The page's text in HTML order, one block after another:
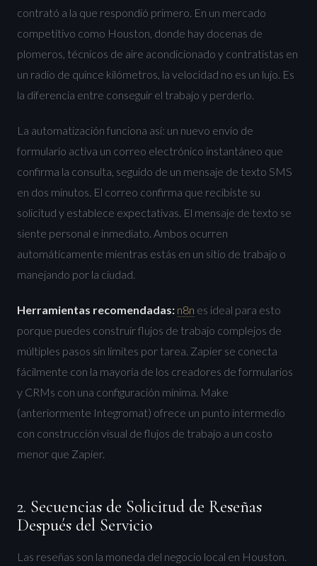
contrató a la que respondió primero. En un mercado
competitivo como Houston, donde hay docenas de
plomeros, técnicos de aire acondicionado y contratistas en
un radio de quince kilómetros, la velocidad no es un lujo. Es
la diferencia entre conseguir el trabajo y perderlo.
La automatización funciona así: un nuevo envío de
formulario activa un correo electrónico instantáneo que
confirma la consulta, seguido de un mensaje de texto SMS
en dos minutos. El correo confirma que recibiste su
solicitud y establece expectativas. El mensaje de texto se
siente personal e inmediato. Ambos ocurren
automáticamente mientras estás en un sitio de trabajo o
manejando por la ciudad.
Herramientas recomendadas: n8n es ideal para esto
porque puedes construir flujos de trabajo complejos de
múltiples pasos sin límites por tarea. Zapier se conecta
fácilmente con la mayoría de los creadores de formularios
y CRMs con una configuración mínima. Make
(anteriormente Integromat) ofrece un punto intermedio
con construcción visual de flujos de trabajo a un costo
menor que Zapier.
2. Secuencias de Solicitud de Reseñas
Después del Servicio
Las reseñas son la moneda del negocio local en Houston.